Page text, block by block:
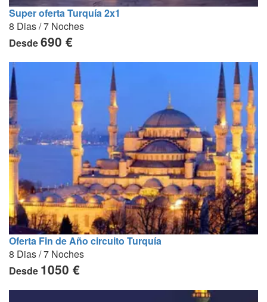
Super oferta Turquía 2x1
8 Dias / 7 Noches
Desde690 €
Oferta Fin de Año circuito Turquía
8 Dias / 7 Noches
Desde 1050 €